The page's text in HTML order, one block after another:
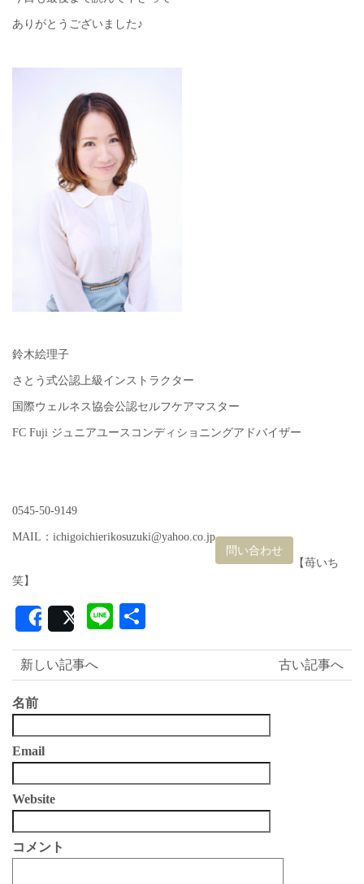
ありがとうございました♪
鈴木絵理子
さとう式公認上級インストラクター
国際ウェルネス協会公認セルフケアマスター
FC Fuji ジュニアユースコンディショニングアドバイザー
0545-50-9149
MAIL：ichigoichierikosuzuki@yahoo.co.jp
問い合わせ
【苺いち
笑】
SharePost Line
有
古い記事へ
新しい記事へ
名前
Email
Website
コメント